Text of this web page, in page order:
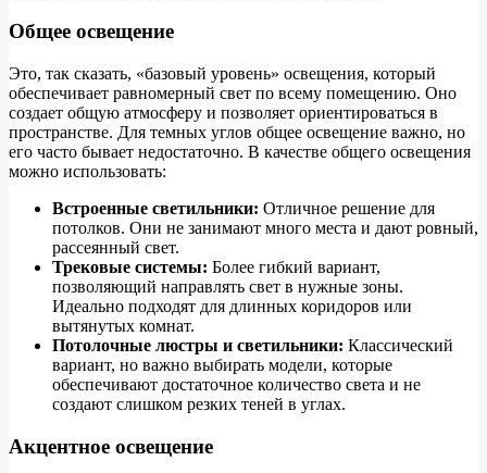
Общее освещение
Это, так сказать, «базовый уровень» освещения, который
обеспечивает равномерный свет по всему помещению. Оно
создает общую атмосферу и позволяет ориентироваться в
пространстве. Для темных углов общее освещение важно, но
его часто бывает недостаточно. В качестве общего освещения
можно использовать:
Встроенные светильники: Отличное решение для
потолков. Они не занимают много места и дают ровный,
рассеянный свет.
Трековые системы: Более гибкий вариант,
позволяющий направлять свет в нужные зоны.
Идеально подходят для длинных коридоров или
вытянутых комнат.
Потолочные люстры и светильники: Классический
вариант, но важно выбирать модели, которые
обеспечивают достаточное количество света и не
создают слишком резких теней в углах.
Акцентное освещение